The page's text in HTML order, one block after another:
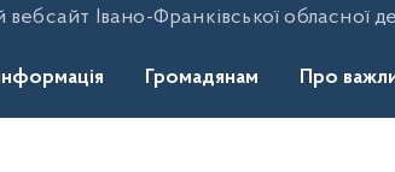
Івано-Франківської обласної
Громадянам Про